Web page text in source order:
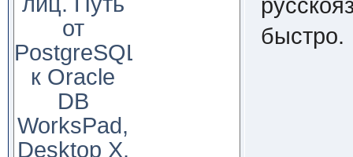
от
PostgreSQL
к Oracle
DB
WorksPad,
Desktop X,
быстро.